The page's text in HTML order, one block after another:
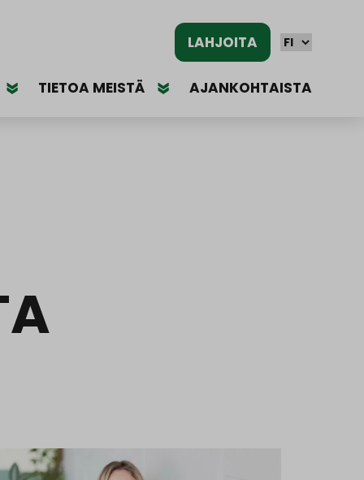
TIETOA MEISTÄ AJANKOHTAISTA
LAHJOITA